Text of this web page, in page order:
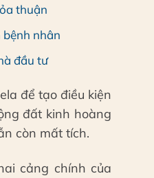
thuận
nhân
đầu tư
để tạo điều kiện
đất kinh hoàng
còn mất tích.
cảng chính của